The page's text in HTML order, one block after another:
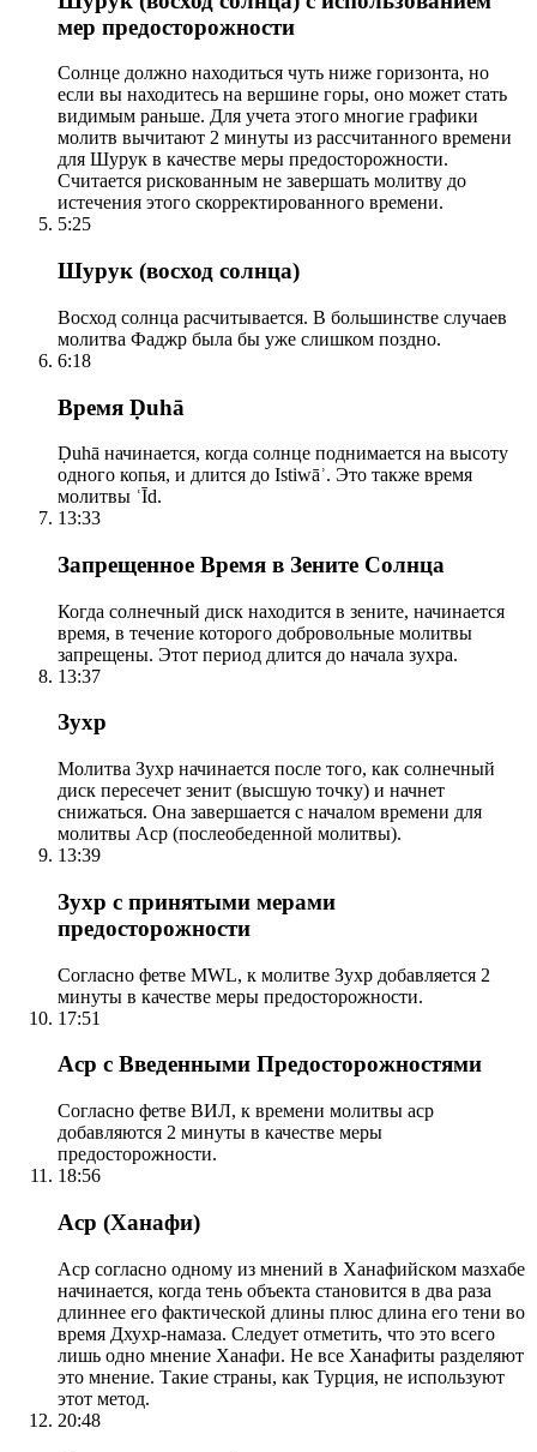
мер предосторожности
Солнце должно находиться чуть ниже горизонта, но
если вы находитесь на вершине горы, оно может стать
видимым раньше. Для учета этого многие графики
молитв вычитают 2 минуты из рассчитанного времени
для Шурук в качестве меры предосторожности.
Считается рискованным не завершать молитву до
истечения этого скорректированного времени.
5:25
Шурук (восход солнца)
Восход солнца расчитывается. В большинстве случаев
молитва Фаджр была бы уже слишком поздно.
6:18
Время Ḍuhā
Ḍuhā начинается, когда солнце поднимается на высоту
одного копья, и длится до Istiwāʾ. Это также время
молитвы ʿĪd.
13:33
Запрещенное Время в Зените Солнца
Когда солнечный диск находится в зените, начинается
время, в течение которого добровольные молитвы
запрещены. Этот период длится до начала зухра.
13:37
Зухр
Молитва Зухр начинается после того, как солнечный
диск пересечет зенит (высшую точку) и начнет
снижаться. Она завершается с началом времени для
молитвы Аср (послеобеденной молитвы).
13:39
Зухр с принятыми мерами
предосторожности
Согласно фетве MWL, к молитве Зухр добавляется 2
минуты в качестве меры предосторожности.
17:51
Аср с Введенными Предосторожностями
Согласно фетве ВИЛ, к времени молитвы аср
добавляются 2 минуты в качестве меры
предосторожности.
18:56
Аср (Ханафи)
Аср согласно одному из мнений в Ханафийском мазхабе
начинается, когда тень объекта становится в два раза
длиннее его фактической длины плюс длина его тени во
время Дхухр-намаза. Следует отметить, что это всего
лишь одно мнение Ханафи. Не все Ханафиты разделяют
это мнение. Такие страны, как Турция, не используют
этот метод.
20:48